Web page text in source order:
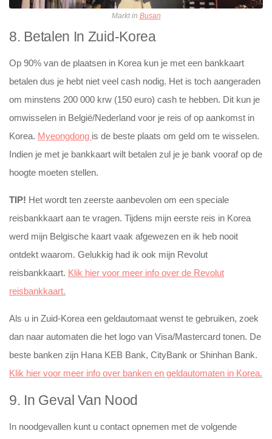
Markt in Busan
8. Betalen In Zuid-Korea
Op 90% van de plaatsen in Korea kun je met een bankkaart
betalen dus je hebt niet veel cash nodig. Het is toch aangeraden
om minstens 200 000 krw (150 euro) cash te hebben. Dit kun je
omwisselen in België/Nederland voor je reis of op aankomst in
Korea. Myeongdong is de beste plaats om geld om te wisselen.
Indien je met je bankkaart wilt betalen zul je je bank vooraf op de
hoogte moeten stellen.
TIP! Het wordt ten zeerste aanbevolen om een speciale
reisbankkaart aan te vragen. Tijdens mijn eerste reis in Korea
werd mijn Belgische kaart vaak afgewezen en ik heb nooit
ontdekt waarom. Gelukkig had ik ook mijn Revolut
reisbankkaart. Klik hier voor meer info over de Revolut
reisbankkaart.
Als u in Zuid-Korea een geldautomaat wenst te gebruiken, zoek
dan naar automaten die het logo van Visa/Mastercard tonen. De
beste banken zijn Hana KEB Bank, CityBank or Shinhan Bank.
Klik hier voor meer info over banken en geldautomaten in Korea.
9. In Geval Van Nood
In noodgevallen kunt u contact opnemen met de volgende